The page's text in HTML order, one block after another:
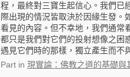
程，最終對三寶生起信心。我們已
際出現的情況皆取決於因緣生發。
看見的內容。但不幸地，我們通常
都只是我們對它們的投射想像之困
遇見它們時的那樣，獨立產生而不
Part in 現實論：佛教之道的基礎與